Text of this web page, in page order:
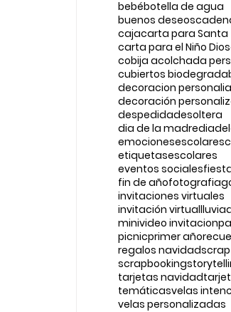
bebébotella de agua
buenos deseos
cajacarta para Santa
carta para el Niño Dios
cobija acolchada
cubiertos
decoracion
decoración
despedidadesoltera
dia de la madre
emocionesescolar
etiquetasescolares
eventos sociales
fin de añofotografia
invitaciones virtuales
invitación virtual
minivideo invitacion
picnicprimer año
regalos navidadscrap
scrapbooking
tarjetas navidad
temáticasvelas
velas personalizadas